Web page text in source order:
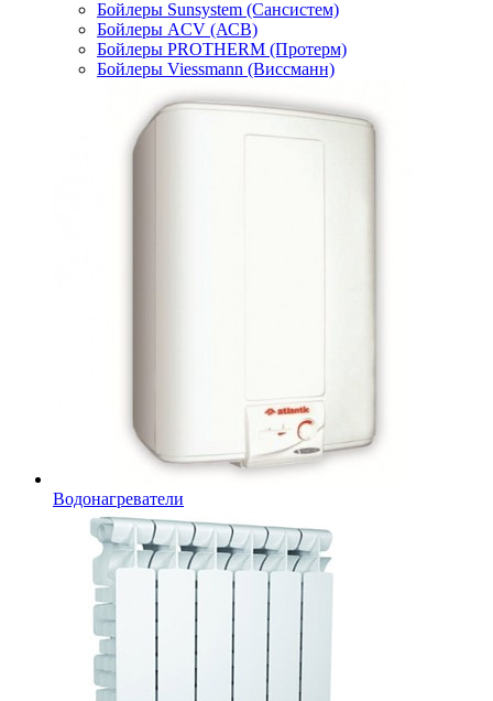
Бойлеры Sunsystem (Сансистем)
Бойлеры ACV (АСВ)
Бойлеры PROTHERM (Протерм)
Бойлеры Viessmann (Виссманн)
Водонагреватели